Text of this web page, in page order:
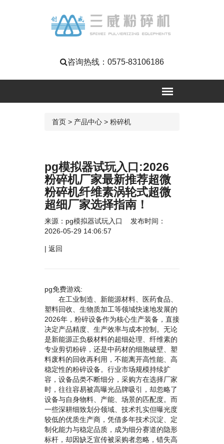
咨询热线： 0575-83106186
首页 > 产品中心 > 粉碎机
pg模拟器试玩入口:2026
粉碎机厂家最新推荐超微
粉碎机纤维素涡轮式超微
超细厂家选择指南！
来源： pg模拟器试玩入口
发布时间：
2026-05-29 14:06:57
| 返回
pg免费游戏:
在工业制造、新能源材料、医药食品、
塑料回收、生物质加工等领域快速地发展的
2026年，粉碎设备作为核心生产装备，直接
决定产品精度、生产效率与成本控制。无论
是新能源正负极材料的超细处理、纤维素的
专业剪切粉碎，还是中药材的细胞破壁、塑
料废料的回收再利用，不能离开高性能、高
稳定性的粉碎设备。行业市场规模持续扩
容，设备品类不断细分，采购方在选择厂家
时，往往容易被高曝光品牌吸引，却忽略了
设备与自身物料、产能、场景的匹配度。而
一些深耕细致划分领域、技术扎实但曝光度
较低的优质生产商，凭借多年技术沉淀、定
制化能力与稳定品质，成为细分赛道的隐形
标杆，却因缺乏宣传被采购者忽略，错失高